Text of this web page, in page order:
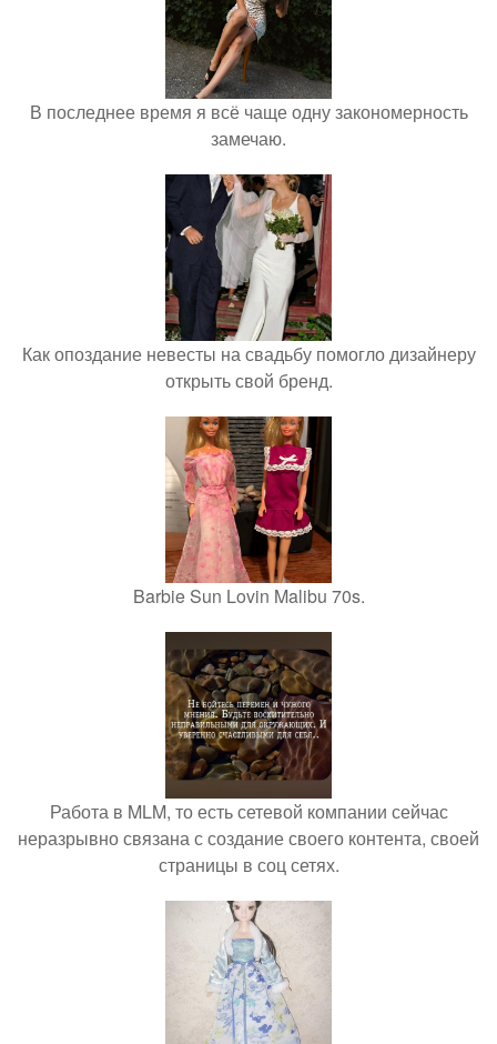
В последнее время я всё чаще одну закономерность
замечаю.
Как опоздание невесты на свадьбу помогло дизайнеру
открыть свой бренд.
Barbie Sun Lovin Malibu 70s.
Работа в MLM, то есть сетевой компании сейчас
неразрывно связана с создание своего контента, своей
страницы в соц сетях.